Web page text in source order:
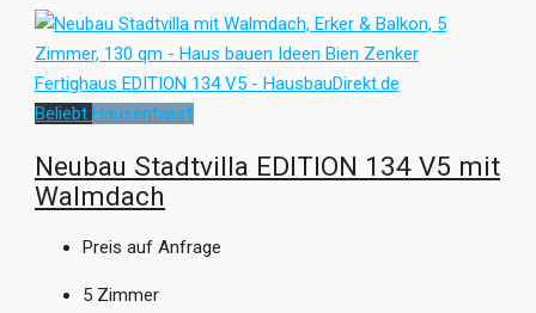
Beliebt Hausentwurf
Neubau Stadtvilla EDITION 134 V5 mit
Walmdach
Preis auf Anfrage
5 Zimmer